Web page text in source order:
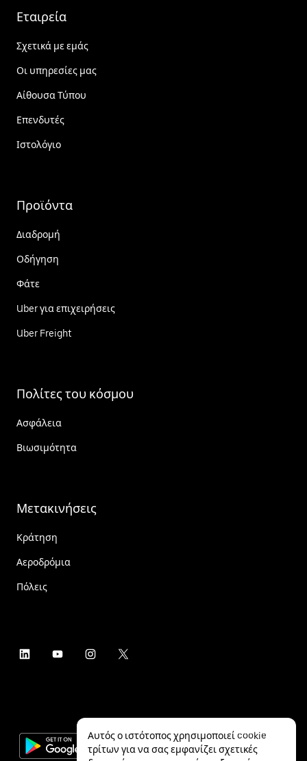
Εταιρεία
Σχετικά με εμάς
Οι υπηρεσίες μας
Αίθουσα Τύπου
Επενδυτές
Ιστολόγιο
Προϊόντα
Διαδρομή
Οδήγηση
Φάτε
Uber για επιχειρήσεις
Uber Freight
Πολίτες του κόσμου
Ασφάλεια
Βιωσιμότητα
Μετακινήσεις
Κράτηση
Αεροδρόμια
Πόλεις
Αυτός ο ιστότοπος χρησιμοποιεί cookie
τρίτων για να σας εμφανίζει σχετικές